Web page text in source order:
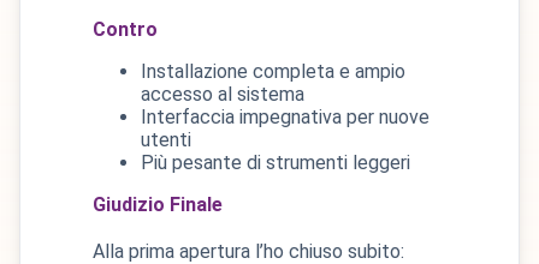
Contro
Installazione completa e ampio
accesso al sistema
Interfaccia impegnativa per nuove
utenti
Più pesante di strumenti leggeri
Giudizio Finale
Alla prima apertura l’ho chiuso subito: